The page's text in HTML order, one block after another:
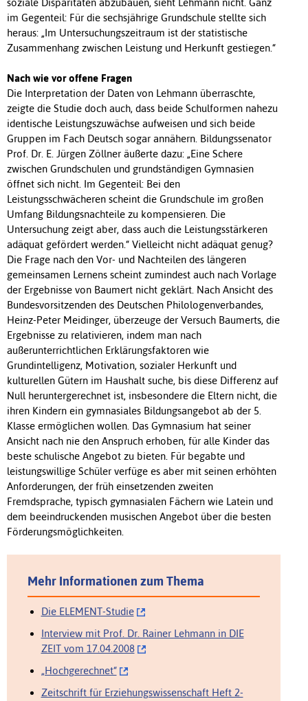
soziale Disparitäten abzubauen, sieht Lehmann nicht. Ganz
im Gegenteil: Für die sechsjährige Grundschule stellte sich
heraus: „Im Untersuchungszeitraum ist der statistische
Zusammenhang zwischen Leistung und Herkunft gestiegen.“
Nach wie vor offene Fragen
Die Interpretation der Daten von Lehmann überraschte,
zeigte die Studie doch auch, dass beide Schulformen nahezu
identische Leistungszuwächse aufweisen und sich beide
Gruppen im Fach Deutsch sogar annähern. Bildungssenator
Prof. Dr. E. Jürgen Zöllner äußerte dazu: „Eine Schere
zwischen Grundschulen und grundständigen Gymnasien
öffnet sich nicht. Im Gegenteil: Bei den
Leistungsschwächeren scheint die Grundschule im großen
Umfang Bildungsnachteile zu kompensieren. Die
Untersuchung zeigt aber, dass auch die Leistungsstärkeren
adäquat gefördert werden.“ Vielleicht nicht adäquat genug?
Die Frage nach den Vor- und Nachteilen des längeren
gemeinsamen Lernens scheint zumindest auch nach Vorlage
der Ergebnisse von Baumert nicht geklärt. Nach Ansicht des
Bundesvorsitzenden des Deutschen Philologenverbandes,
Heinz-Peter Meidinger, überzeuge der Versuch Baumerts, die
Ergebnisse zu relativieren, indem man nach
außerunterrichtlichen Erklärungsfaktoren wie
Grundintelligenz, Motivation, sozialer Herkunft und
kulturellen Gütern im Haushalt suche, bis diese Differenz auf
Null heruntergerechnet ist, insbesondere die Eltern nicht, die
ihren Kindern ein gymnasiales Bildungsangebot ab der 5.
Klasse ermöglichen wollen. Das Gymnasium hat seiner
Ansicht nach nie den Anspruch erhoben, für alle Kinder das
beste schulische Angebot zu bieten. Für begabte und
leistungswillige Schüler verfüge es aber mit seinen erhöhten
Anforderungen, der früh einsetzenden zweiten
Fremdsprache, typisch gymnasialen Fächern wie Latein und
dem beeindruckenden musischen Angebot über die besten
Förderungsmöglichkeiten.
Mehr Informationen zum Thema
Die ELEMENT-Studie
Interview mit Prof. Dr. Rainer Lehmann in DIE
ZEIT vom 17.04.2008
„Hochgerechnet“
Zeitschrift für Erziehungswissenschaft Heft 2-